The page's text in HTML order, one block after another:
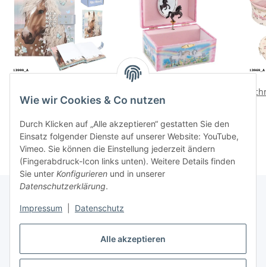
Alle akzeptieren
Wie wir Cookies & Co nutzen
Durch Klicken auf „Alle akzeptieren“ gestatten Sie den
Einsatz folgender Dienste auf unserer Website: YouTube,
Vimeo. Sie können die Einstellung jederzeit ändern
(Fingerabdruck-Icon links unten). Weitere Details finden
Sie unter Konfigurieren und in unserer
Datenschutzerklärung.
Impressum Datenschutz
Melody
Mädchen mit Musik
22,95 €*
Musikspieldose Pferde,
19,99 €
Gesetzliche Informationen